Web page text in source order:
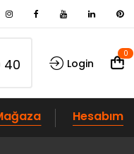
40 Login
0
Hesabım